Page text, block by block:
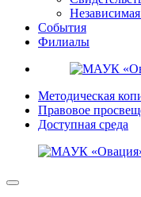
События
Филиалы
Методическая
Правовое
Доступная среда